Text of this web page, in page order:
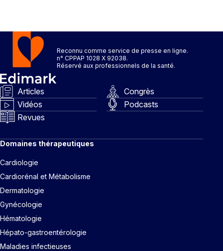
Reconnu comme service de presse en ligne.
n° CPPAP 1028 X 92038.
Réservé aux professionnels de la santé.
Articles
Congrès
Vidéos
Podcasts
Revues
Domaines thérapeutiques
Cardiologie
Cardiorénal et Métabolisme
Dermatologie
Gynécologie
Hématologie
Hépato-gastroentérologie
Maladies infectieuses